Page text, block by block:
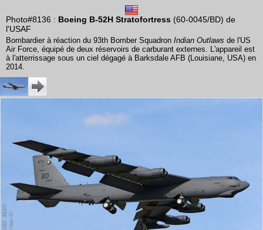
Photo#8136 : Boeing B-52H Stratofortress (60-0045/BD) de
l'USAF
Bombardier à réaction du 93th Bomber Squadron Indian Outlaws de l'US
Air Force, équipé de deux réservoirs de carburant externes. L'appareil est
à l'atterrissage sous un ciel dégagé à Barksdale AFB (Louisiane, USA) en
2014.